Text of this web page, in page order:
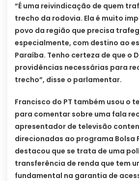
“É uma reivindicação de quem
trecho da rodovia. Ela é muito
povo da região que precisa
especialmente, com destino ao
Paraíba. Tenho certeza de que o
providências necessárias para
trecho”, disse o parlamentar.
Francisco do PT também usou o
para comentar sobre uma fala
apresentador de televisão
direcionadas ao programa Bolsa
destacou que se trata de uma
transferência de renda que tem
fundamental na garantia de